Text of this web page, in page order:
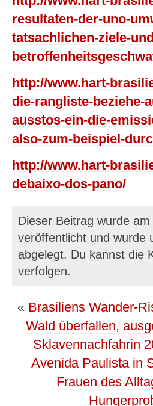
resultaten-der-uno-
tatsachlichen-ziele-
http://www.hart-
die-rangliste-beziehe-
ausstos-ein-die-
also-zum-beispiel-
http://www.hart-
debaixo-dos-pano/
Dieser Beitrag wurde
veröffentlicht und wurde
abgelegt. Du kannst die
verfolgen.
« Brasiliens Wander-
Wald überfallen,
Sklavennachfahrin
Avenida Paulista in
Frauen des